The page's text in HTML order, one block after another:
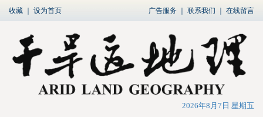
收藏 设为首页 广告服务 联系我们 在线留言
2026年8月7日 星期五